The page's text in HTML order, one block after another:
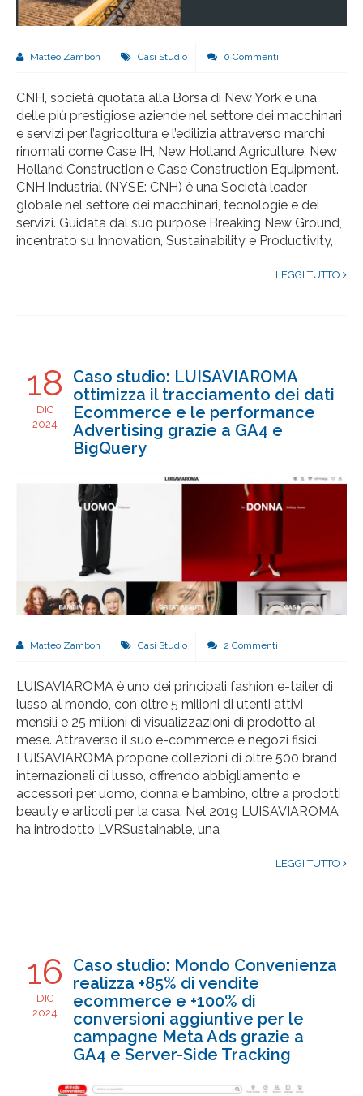
Matteo Zambon Casi Studio 0 Commenti
CNH, società quotata alla Borsa di New York e una
delle più prestigiose aziende nel settore dei macchinari
e servizi per l’agricoltura e l’edilizia attraverso marchi
rinomati come Case IH, New Holland Agriculture, New
Holland Construction e Case Construction Equipment.
CNH Industrial (NYSE: CNH) è una Società leader
globale nel settore dei macchinari, tecnologie e dei
servizi. Guidata dal suo purpose Breaking New Ground,
incentrato su Innovation, Sustainability e Productivity,
LEGGI TUTTO
18
DIC
2024
Caso studio: LUISAVIAROMA
ottimizza il tracciamento dei dati
Ecommerce e le performance
Advertising grazie a GA4 e
BigQuery
Matteo Zambon Casi Studio 2 Commenti
LUISAVIAROMA è uno dei principali fashion e-tailer di
lusso al mondo, con oltre 5 milioni di utenti attivi
mensili e 25 milioni di visualizzazioni di prodotto al
mese. Attraverso il suo e-commerce e negozi fisici,
LUISAVIAROMA propone collezioni di oltre 500 brand
internazionali di lusso, offrendo abbigliamento e
accessori per uomo, donna e bambino, oltre a prodotti
beauty e articoli per la casa. Nel 2019 LUISAVIAROMA
ha introdotto LVRSustainable, una
LEGGI TUTTO
16
DIC
2024
Caso studio: Mondo Convenienza
realizza +85% di vendite
ecommerce e +100% di
conversioni aggiuntive per le
campagne Meta Ads grazie a
GA4 e Server-Side Tracking